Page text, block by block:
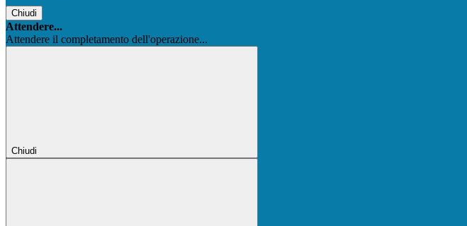
Chiudi
Attendere...
Attendere il completamento dell'operazione...
Chiudi